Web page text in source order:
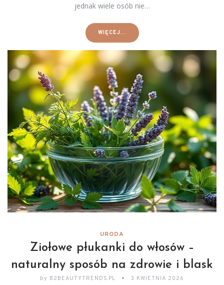
jednak wiele osób nie…
WIĘCEJ...
URODA
Ziołowe płukanki do włosów –
naturalny sposób na zdrowie i blask
by B2BEAUTYTRENDS.PL 3 KWIETNIA 2026